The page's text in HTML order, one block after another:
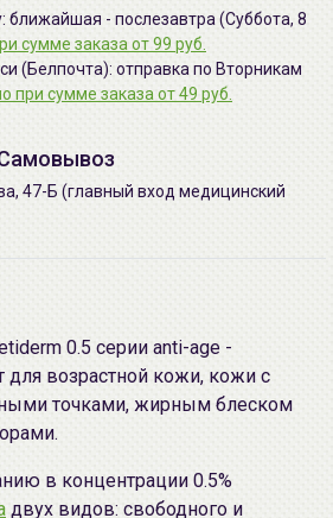
ближайшая - послезавтра (Суббота, 8
сумме заказа от 99 руб.
(Белпочта): отправка по Вторникам
при сумме заказа от 49 руб.
47-Б (главный вход медицинский
0.5 серии anti-age -
для возрастной кожи, кожи с
точками, жирным блеском
в концентрации 0.5%
двух видов: свободного и